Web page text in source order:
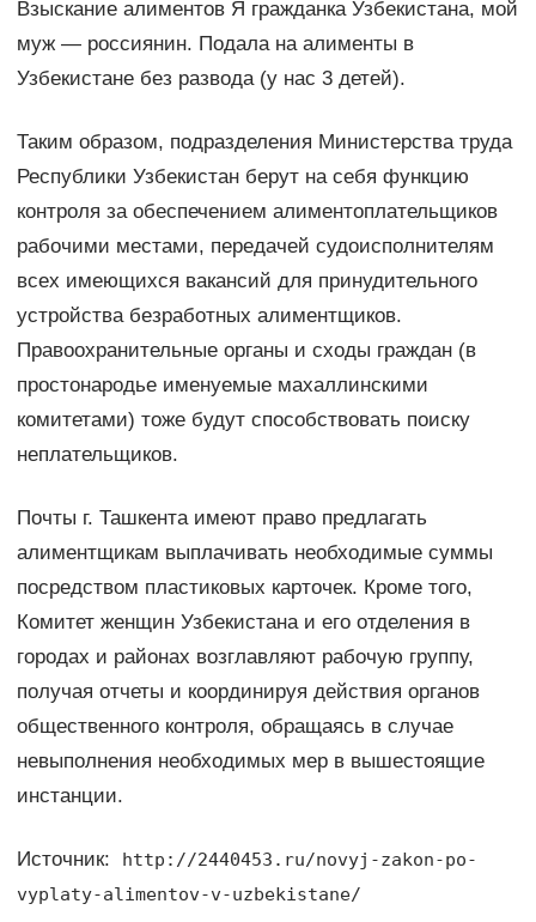
Взыскание алиментов Я гражданка Узбекистана, мой
муж — россиянин. Подала на алименты в
Узбекистане без развода (у нас 3 детей).
Таким образом, подразделения Министерства труда
Республики Узбекистан берут на себя функцию
контроля за обеспечением алиментоплательщиков
рабочими местами, передачей судоисполнителям
всех имеющихся вакансий для принудительного
устройства безработных алиментщиков.
Правоохранительные органы и сходы граждан (в
простонародье именуемые махаллинскими
комитетами) тоже будут способствовать поиску
неплательщиков.
Почты г. Ташкента имеют право предлагать
алиментщикам выплачивать необходимые суммы
посредством пластиковых карточек. Кроме того,
Комитет женщин Узбекистана и его отделения в
городах и районах возглавляют рабочую группу,
получая отчеты и координируя действия органов
общественного контроля, обращаясь в случае
невыполнения необходимых мер в вышестоящие
инстанции.
Источник:
http://2440453.ru/novyj-zakon-po-
vyplaty-alimentov-v-uzbekistane/